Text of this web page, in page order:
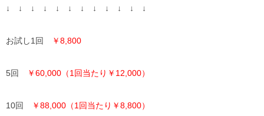
↓ ↓ ↓ ↓ ↓ ↓ ↓ ↓ ↓ ↓ ↓ ↓
お試し1回 ￥8,800
5回 ￥60,000（1回当たり￥12,000）
10回 ￥88,000（1回当たり￥8,800）